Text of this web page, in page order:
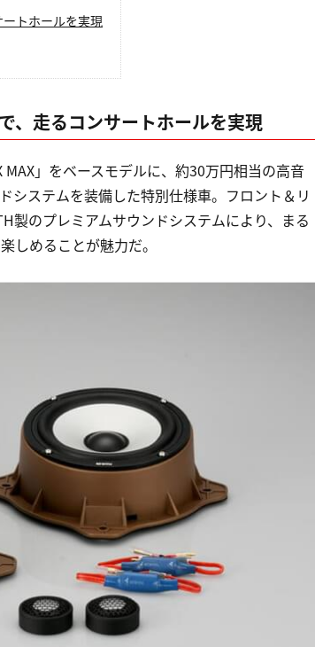
トホールを実現
、走るコンサートホールを実現
」をベースモデルに、約30万円相当の高音
システムを装備した特別仕様車。フロント＆リ
のプレミアムサウンドシステムにより、まる
しめることが魅力だ。